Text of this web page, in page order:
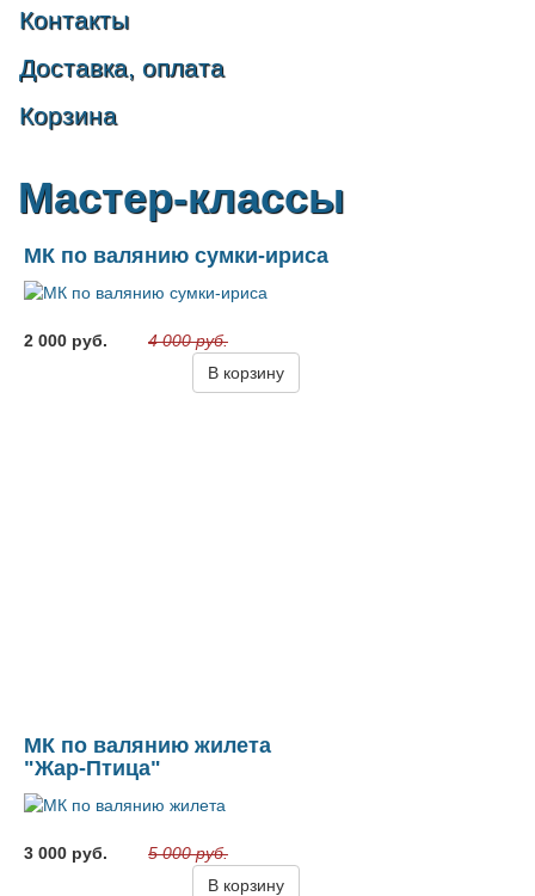
Контакты
Доставка, оплата
Корзина
Мастер-классы
МК по валянию сумки-ириса
2 000 руб.
4 000 руб.
В корзину
МК по валянию жилета
"Жар-Птица"
3 000 руб.
5 000 руб.
В корзину